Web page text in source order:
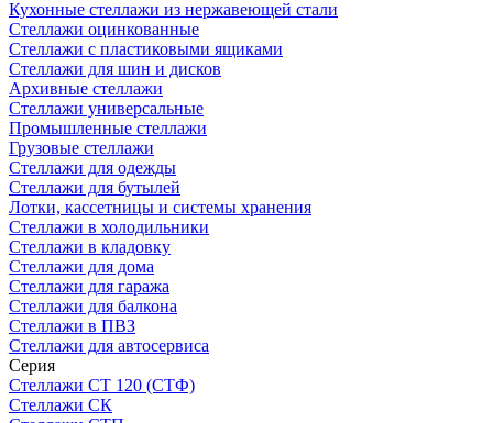
Кухонные стеллажи из нержавеющей стали
Стеллажи оцинкованные
Стеллажи с пластиковыми ящиками
Стеллажи для шин и дисков
Архивные стеллажи
Стеллажи универсальные
Промышленные стеллажи
Грузовые стеллажи
Стеллажи для одежды
Стеллажи для бутылей
Лотки, кассетницы и системы хранения
Стеллажи в холодильники
Стеллажи в кладовку
Стеллажи для дома
Стеллажи для гаража
Стеллажи для балкона
Стеллажи в ПВЗ
Стеллажи для автосервиса
Серия
Стеллажи СТ 120 (СТФ)
Стеллажи СК